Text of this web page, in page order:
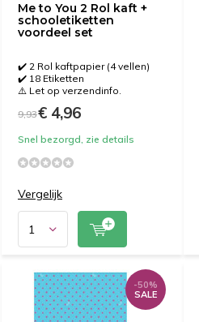
Me to You 2 Rol kaft +
schooletiketten
voordeel set
✔️ 2 Rol kaftpapier (4 vellen)
✔️ 18 Etiketten
⚠️ Let op verzendinfo.
9,93€ 4,96
Snel bezorgd, zie details
Vergelijk
-50%
SALE